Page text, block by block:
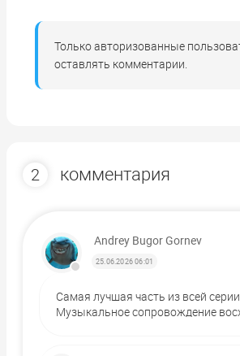
Только авторизованные
оставлять комментарии.
2 комментария
Andrey Bugor Gornev
25.06.2026 06:01
Самая лучшая часть из всей
Музыкальное сопровождение